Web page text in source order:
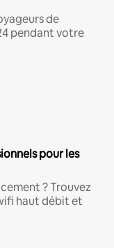
de
pendant votre
pour les
? Trouvez
haut débit et